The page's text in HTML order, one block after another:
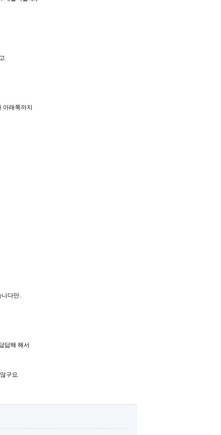
래쪽까지
다만..
답해 해서
구요.